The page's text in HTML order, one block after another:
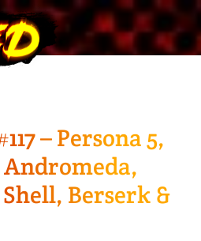
– Persona 5,
Berserk &